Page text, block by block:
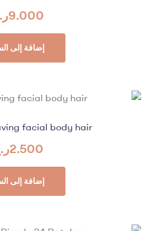
9.000
إضافة إلى
facial body hair
2.500
إضافة إلى